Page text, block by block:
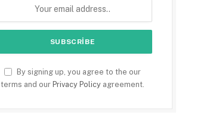
By signing up, you agree to the our
terms and our Privacy Policy agreement.